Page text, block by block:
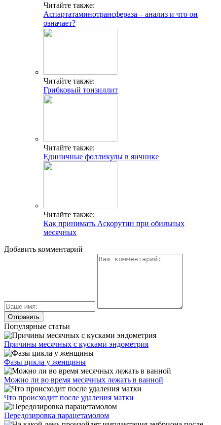
Читайте также:
Аспартатаминотрансфераза – анализ и что он
означает?
Читайте также:
Грибковый тонзиллит
Читайте также:
Единичные фолликулы в яичнике
Читайте также:
Как принимать Аскорутин при обильных
месячных
Добавить комментарий
Популярные статьи
Причины месячных с кусками эндометрия
Фазы цикла у женщины
Можно ли во время месячных лежать в ванной
Что происходит после удаления матки
Передозировка парацетамолом